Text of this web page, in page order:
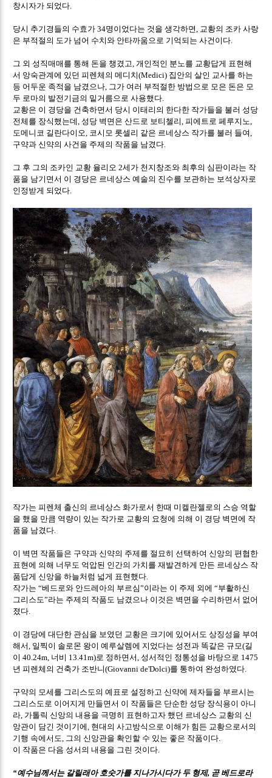
창시자가 되었다
당시 추기경들의 수효가34명이었다는 것을 생각하면 교황의 조카 사랑
은 부적절의 도가 넘어 수치와 안타까움으로 기억되는 사건이다
그 외 성직매매를 통해 돈을 챙겼고 개인적인 분노를 교황답게 표현해
서 앙숙관계에 있던 피렌체의 메디치(Medici) 집안의 살인 교사를 하는
등 어두운 족적을 남겼으나 그가 여러 부적절한 방법으로 모은 돈은 모
두 로마의 발전기금의 밑거름으로 사용했다
교황은 이 경당을 건축하면서 당시 이태리의 한다한 작가들을 불러 성당
전체를 장식했는데 성당 벽면은 산드로 보티첼리 ,피에트로 페루지노
도메니코 길란다이오 코시모 롯셀리 같은 르네상스 작가를 불러 들여
구약과 신약의 사건을 주제의 작품을 남겼다
그 후 그의 조카인 교황 율리오2세가 천지창조와 최후의 심판이라는 작
품을 남기면서 이 경당은 르네상스 예술의 진수를 보관하는 보석상자로
인정받게 되었다
작가는 피렌체 출신의 르네상스 화가로서 한때 미켈란젤로의 스승 역할
을 했을 만큼 역량이 있는 작가로 교황의 요청에 의해 이 경당 벽면에 작
품을 남겼다
이 벽면 작품들은 구약과 신약의 주제를 절묘히 선택하여 신앙의 편협한
표현에 의해 너무도 억압된 인간의 가치를 재발견하게 만든 르네상스 작
품답게 신앙을 하늘처럼 넓게 표현했다
작가는“베드로와 안드레아의 부르심”이라는 이 주제 외에“부활하신
그리스도”라는 주제의 작품도 남겼으나 이것은 벽면을 수리하면서 없어
졌다
이 경당에 대단한 관심을 보였던 교황은 크기에 있어서도 상징성을 부여
해서 일찍이 솔로몬 왕이 예루살렘에 지었다는 성전과 똑같은 규모(길
이40.24m, 너비 13.41m)로 정하면서 성서적인 정통성을 바탕으로 1475
년 피렌체의 건축가 조반니(Giovanni de'Dolci)를 통하여 완성하였다
구약의 모세를 그리스도의 예표로 설정하고 신약에 제자들을 부르시는
그리스도로 이어지게 만들면서 이 작품들은 단순한 성당 장식용이 아니
라 가톨릭 신앙의 내용을 극명히 표현하고자 했던 르네상스 교황의 신
앙관이 담긴 것이기에 현대의 사고방식으로 이해가 힘든 교황으로서의
기행 속에서도 그의 신앙관을 확인할 수 있는 좋은 작품이다
이 작품은 다음 성서의 내용을 그린 것이다
“예수님께서는 갈릴래아 호숫가를 지나가시다가 두 형제, 곧 베드로라